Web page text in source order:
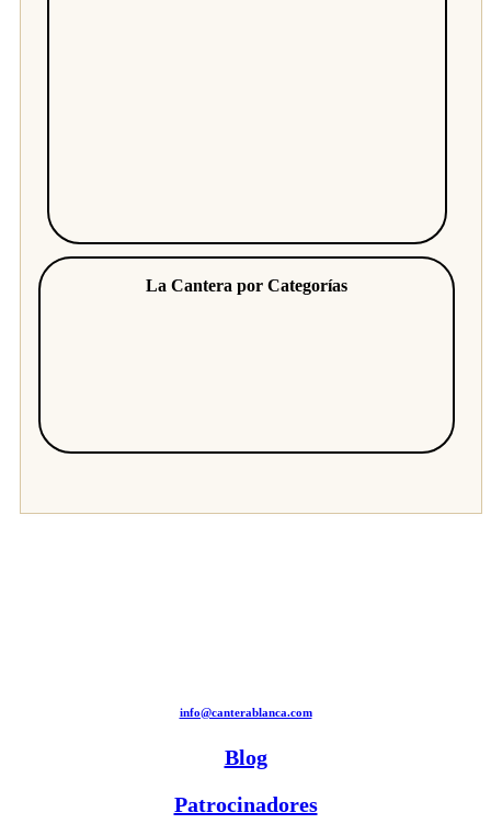
La Cantera por Categorías
info@canterablanca.com
Blog
Patrocinadores